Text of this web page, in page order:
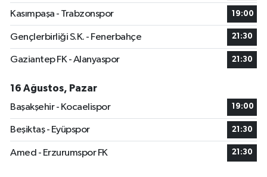
Kasımpaşa - Trabzonspor 19:00
Gençlerbirliği S.K. - Fenerbahçe 21:30
Gaziantep FK - Alanyaspor 21:30
16 Ağustos, Pazar
Başakşehir - Kocaelispor
19:00
Beşiktaş - Eyüpspor 21:30
Amed - Erzurumspor FK 21:30